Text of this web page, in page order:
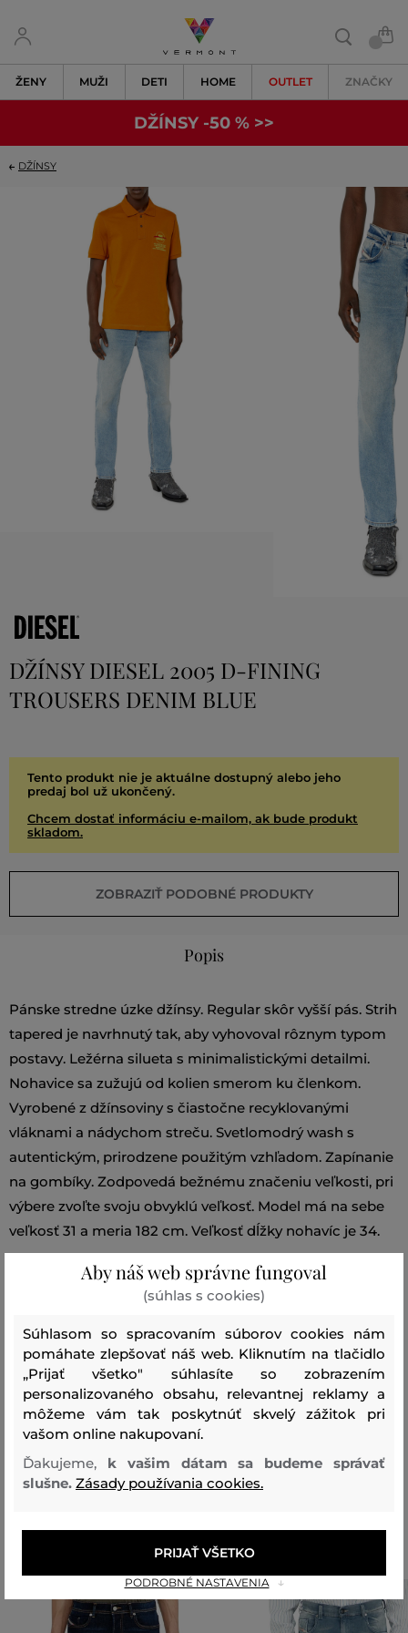
ŽENY MUŽI DETI HOME OUTLET ZNAČKY
DŽÍNSY -50 % >>
DŽÍNSY
DŽÍNSY DIESEL 2005 D-FINING
TROUSERS DENIM BLUE
Tento produkt nie je aktuálne dostupný alebo jeho
predaj bol už ukončený.
Chcem dostať informáciu e-mailom, ak bude produkt
skladom.
ZOBRAZIŤ PODOBNÉ PRODUKTY
Popis
Pánske stredne úzke džínsy. Regular skôr vyšší pás. Strih
tapered je navrhnutý tak, aby vyhovoval rôznym typom
postavy. Ležérna silueta s minimalistickými detailmi.
Nohavice sa zužujú od kolien smerom ku členkom.
Vyrobené z džínsoviny s čiastočne recyklovanými
vláknami a nádychom streču. Svetlomodrý wash s
autentickým, prirodzene použitým vzhľadom. Zapínanie
na gombíky. Zodpovedá bežnému značeniu veľkosti, pri
výbere zvoľte svoju obvyklú veľkosť. Model má na sebe
veľkosť 31 a meria 182 cm. Veľkosť dĺžky nohavíc je 34.
Strih/Druh: TAPERED Sezóna: PS23
Kód produktu:
FINING_09E86-722-DA-01
Zloženie
vrchný materiál
BAVLNA
99 %
ELASTAN
1 %
Aby náš web správne fungoval
(súhlas s cookies)
Súhlasom so spracovaním súborov cookies nám
pomáhate zlepšovať náš web. Kliknutím na tlačidlo
„Prijať všetko" súhlasíte so zobrazením
personalizovaného obsahu, relevantnej reklamy a
môžeme vám tak poskytnúť skvelý zážitok pri
vašom online nakupovaní.
Ďakujeme, k vašim dátam sa budeme správať
slušne. Zásady používania cookies.
PODROBNÉ NASTAVENIA
PRIJAŤ VŠETKO